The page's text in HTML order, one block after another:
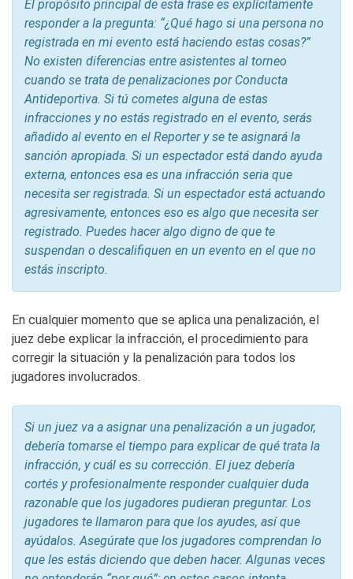
El propósito principal de esta frase es explícitamente
responder a la pregunta: “¿Qué hago si una persona no
registrada en mi evento está haciendo estas cosas?”
No existen diferencias entre asistentes al torneo
cuando se trata de penalizaciones por Conducta
Antideportiva. Si tú cometes alguna de estas
infracciones y no estás registrado en el evento, serás
añadido al evento en el Reporter y se te asignará la
sanción apropiada. Si un espectador está dando ayuda
externa, entonces esa es una infracción seria que
necesita ser registrada. Si un espectador está actuando
agresivamente, entonces eso es algo que necesita ser
registrado. Puedes hacer algo digno de que te
suspendan o descalifiquen en un evento en el que no
estás inscripto.
En cualquier momento que se aplica una penalización, el
juez debe explicar la infracción, el procedimiento para
corregir la situación y la penalización para todos los
jugadores involucrados.
Si un juez va a asignar una penalización a un jugador,
debería tomarse el tiempo para explicar de qué trata la
infracción, y cuál es su corrección. El juez debería
cortés y profesionalmente responder cualquier duda
razonable que los jugadores pudieran preguntar. Los
jugadores te llamaron para que los ayudes, así que
ayúdalos. Asegúrate que los jugadores comprendan lo
que les estás diciendo que deben hacer. Algunas veces